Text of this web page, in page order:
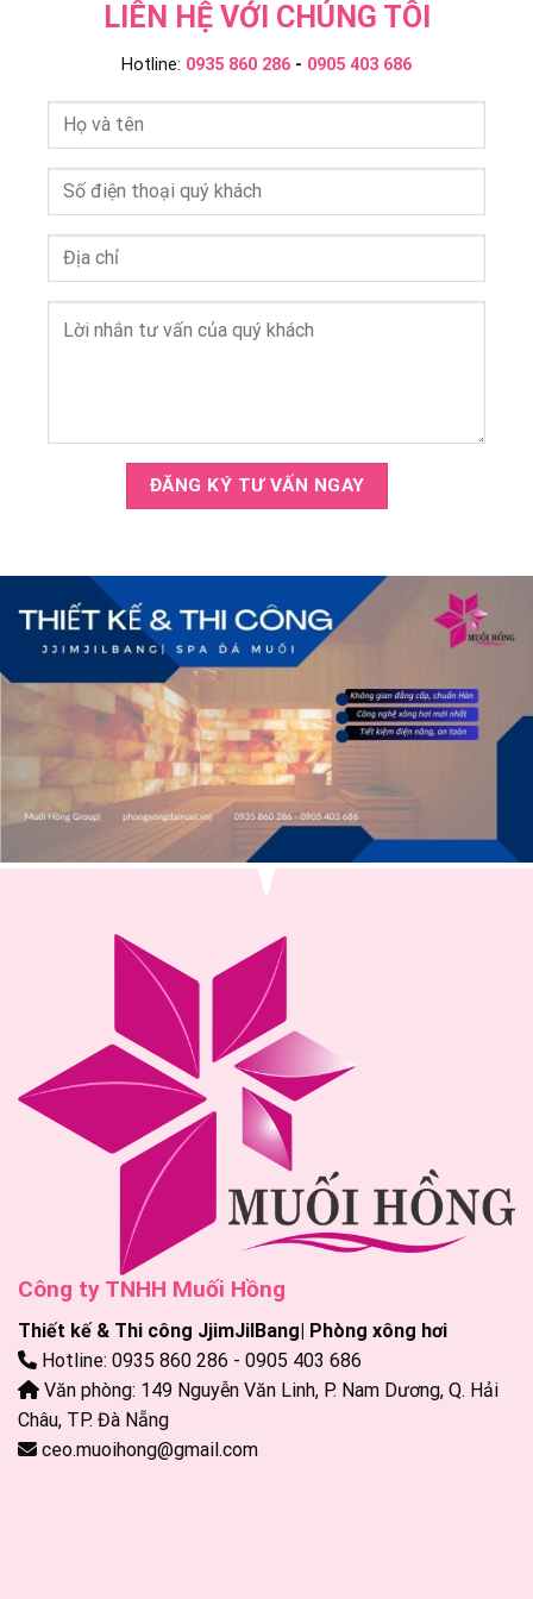
LIÊN HỆ VỚI CHÚNG TÔI
Hotline: 0935 860 286 - 0905 403 686
Công ty TNHH Muối Hồng
Thiết kế & Thi công JjimJilBang| Phòng xông hơi
Hotline: 0935 860 286 - 0905 403 686
Văn phòng: 149 Nguyễn Văn Linh, P. Nam Dương, Q. Hải
Châu, TP. Đà Nẵng
ceo.muoihong@gmail.com